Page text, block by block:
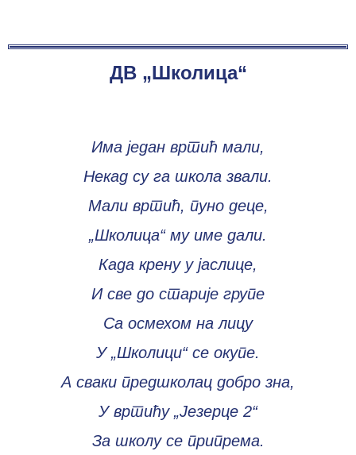
ДВ „Школица“
Има један вртић мали,
Некад су га школа звали.
Мали вртић, пуно деце,
„Школица“ му име дали.
Када крену у јаслице,
И све до старије групе
Са осмехом на лицу
У „Школици“ се окупе.
А сваки предшколац добро зна,
У вртићу „Језерце 2“
За школу се припрема.